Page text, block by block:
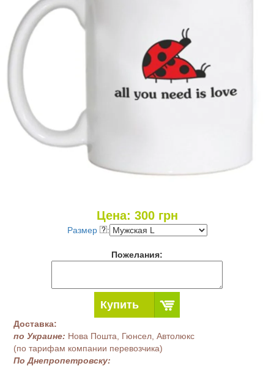
Цена: 300грн
Размер :
Пожелания:
Купить
Доставка:
по Украине: Нова Пошта, Гюнсел, Автолюкс
(по тарифам компании перевозчика)
По Днепропетровску: